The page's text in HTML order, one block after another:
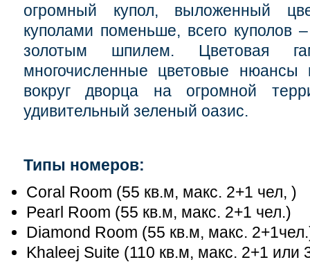
огромный купол, выложенный
куполами поменьше, всего
золотым шпилем. Цветовая
многочисленные цветовые нюансы
вокруг дворца на огромной
удивительный зеленый оазис.
Типы номеров:
Coral Room (55 кв.м, макс. 2+1 чел, )
Pearl Room (55 кв.м, макс. 2+1 чел.)
Diamond Room (55 кв.м, макс.
Khaleej Suite (110 кв.м, макс. 2+1 или